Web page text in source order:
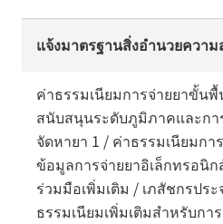
แจ้งมาตรฐานสิ่งอำนวยความ
ค่าธรรมเนียมการจ่ายยาขั้นพื้
สนับสนุนระดับภูมิภาคและกา
จัดหายา 1 / ค่าธรรมเนียมก
ข้อมูลการจ่ายยาอิเล็กทรอนิก
ร่วมมือเพิ่มเติม / เภสัชกรปร
ธรรมเนียมเพิ่มเติมสำหรับกา